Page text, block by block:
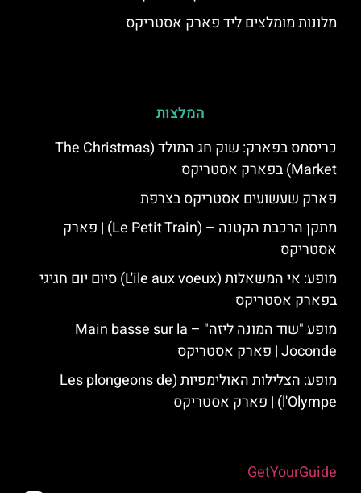
מלונות מומלצים ליד פארק אסטריקס
המלצות
כריסמס בפארק: שוק חג המולד (The Christmas
Market) בפארק אסטריקס
פארק שעשועים אסטריקס בצרפת
מתקן הרכבת הקטנה – (Le Petit Train) | פארק
אסטריקס
מופע: אי המשאלות (L'ile aux voeux) סיום יום חגיגי
בפארק אסטריקס
מופע "שוד המונה ליזה" – Main basse sur la
Joconde | פארק אסטריקס
מופע: הצלילות האולימפיות (Les plongeons de
l'Olympe) | פארק אסטריקס
GetYourGuide